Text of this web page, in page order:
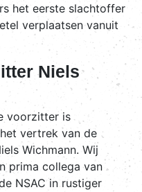
het eerste slachtoffer
verplaatsen vanuit
Niels
voorzitter is
vertrek van de
Wichmann. Wij
prima collega van
NSAC in rustiger